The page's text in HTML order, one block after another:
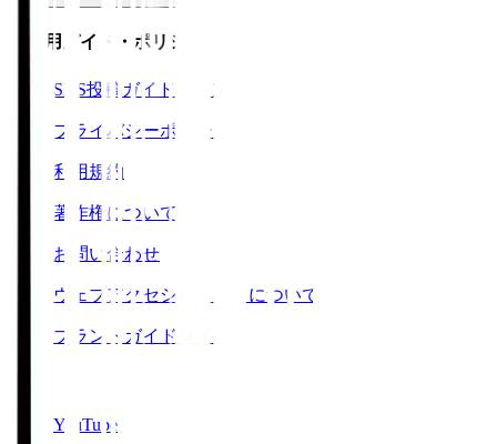
ご利用ガイド・ポリシー
SNS投稿ガイドライン
プライバシーポリシー
利用規約
著作権について
お問い合わせ
ウェブアクセシビリティについて
ブランドガイドライン
YouTube